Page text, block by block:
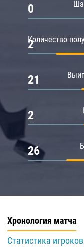
0
Количество
2
21
2
26
Хронология матча
Статистика игроков